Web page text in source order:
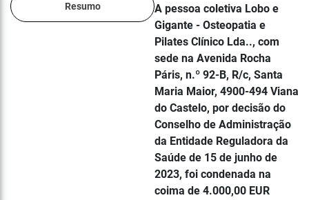
Resumo
A pessoa coletiva Lobo e
Gigante - Osteopatia e
Pilates Clínico Lda.., com
sede na Avenida Rocha
Páris, n.º 92-B, R/c, Santa
Maria Maior, 4900-494 Viana
do Castelo, por decisão do
Conselho de Administração
da Entidade Reguladora da
Saúde de 15 de junho de
2023, foi condenada na
coima de 4.000,00 EUR